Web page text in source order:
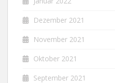
Dezember 2021
November 2021
Oktober 2021
September 2021